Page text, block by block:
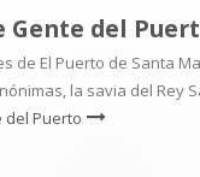
Gente del
de El Puerto de Santa
la savia del Rey
del Puerto